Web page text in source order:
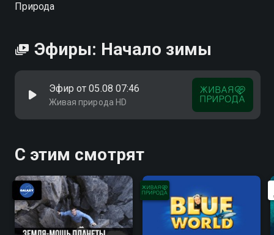
Природа
Эфиры: Начало зимы
Эфир от 05.08 07:46
Живая природа HD
С этим смотрят